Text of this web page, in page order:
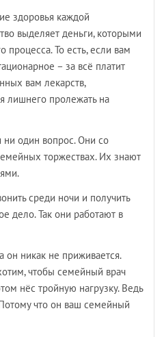
здоровья каждой
выделяет деньги, которыми
процесса. То есть, если вам
– за всё платит
вам лекарств,
лишнего пролежать на
ни один вопрос. Они со
торжествах. Их знают
среди ночи и получить
дело. Так они работают в
он никак не приживается.
чтобы семейный врач
нёс тройную нагрузку. Ведь
что он ваш семейный